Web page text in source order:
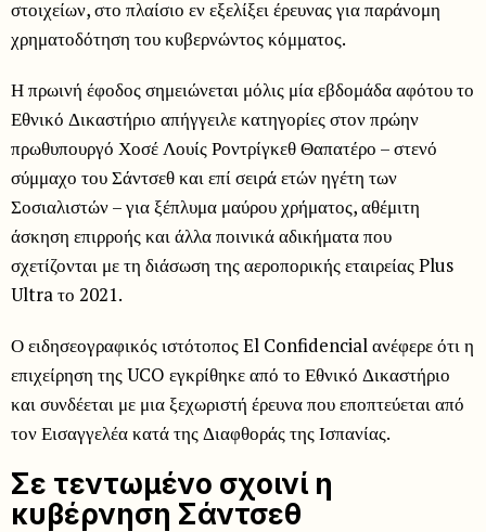
στοιχείων, στο πλαίσιο εν εξελίξει έρευνας για παράνομη
χρηματοδότηση του κυβερνώντος κόμματος.
Η πρωινή έφοδος σημειώνεται μόλις μία εβδομάδα αφότου το
Εθνικό Δικαστήριο απήγγειλε κατηγορίες στον πρώην
πρωθυπουργό Χοσέ Λουίς Ροντρίγκεθ Θαπατέρο – στενό
σύμμαχο του Σάντσεθ και επί σειρά ετών ηγέτη των
Σοσιαλιστών – για ξέπλυμα μαύρου χρήματος, αθέμιτη
άσκηση επιρροής και άλλα ποινικά αδικήματα που
σχετίζονται με τη διάσωση της αεροπορικής εταιρείας Plus
Ultra το 2021.
Ο ειδησεογραφικός ιστότοπος El Confidencial ανέφερε ότι η
επιχείρηση της UCO εγκρίθηκε από το Εθνικό Δικαστήριο
και συνδέεται με μια ξεχωριστή έρευνα που εποπτεύεται από
τον Εισαγγελέα κατά της Διαφθοράς της Ισπανίας.
Σε τεντωμένο σχοινί η
κυβέρνηση Σάντσεθ